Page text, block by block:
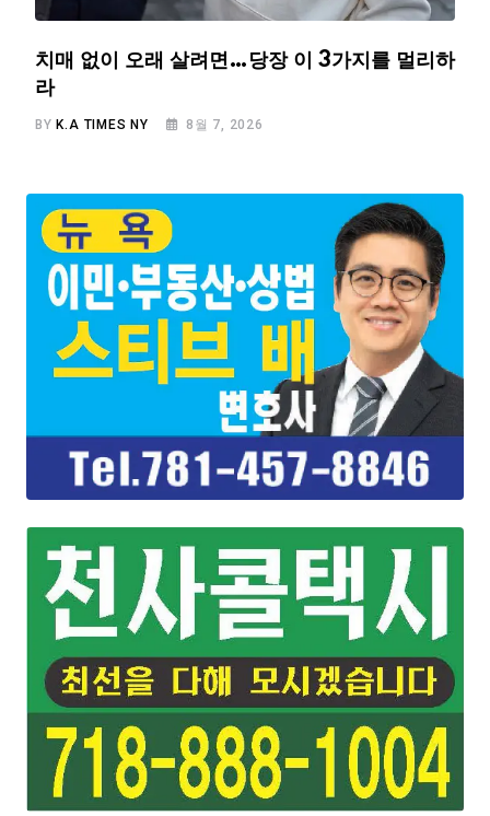
치매 없이 오래 살려면…당장 이 3가지를 멀리하
라
BYK.A TIMES NY 8월 7, 2026